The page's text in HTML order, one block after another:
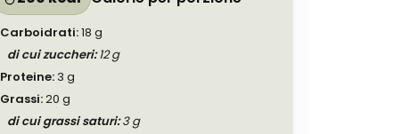
Carboidrati:18 g
di cui zuccheri:12g
Proteine: 3 g
Grassi:20 g
di cui grassi saturi:3g